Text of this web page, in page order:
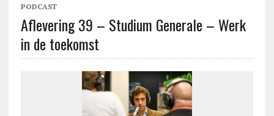
PODCAST
Aflevering 39 – Studium Generale – Werk
in de toekomst